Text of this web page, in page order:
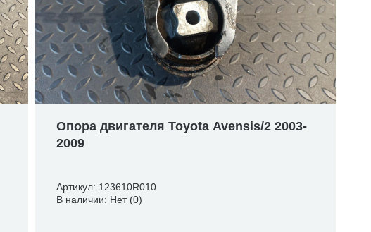
Опора двигателя Toyota Avensis/2 2003-
2009
Артикул: 123610R010
В наличии: Нет (0)